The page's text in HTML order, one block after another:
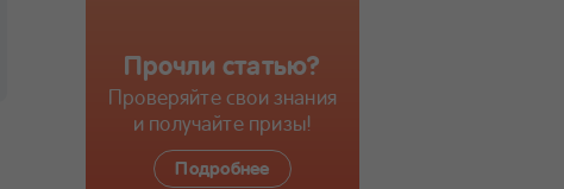
Прочли статью?
Проверяйте свои знания
и получайте призы!
Подробнее